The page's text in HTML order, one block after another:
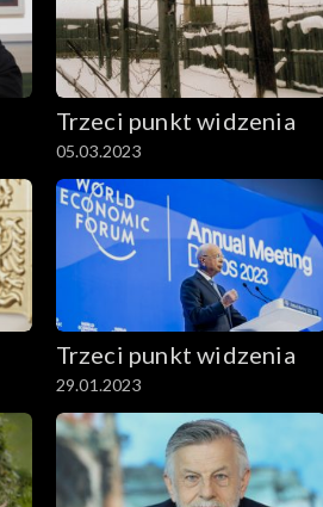
Trzeci punkt widzenia
05.03.2023
Trzeci punkt widzenia
29.01.2023